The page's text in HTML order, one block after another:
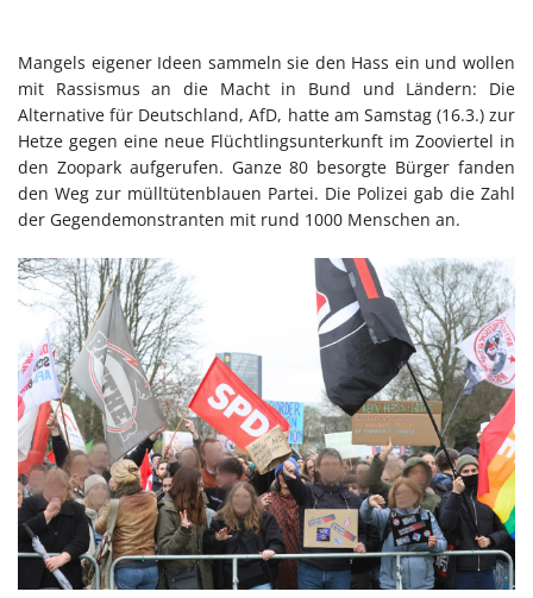
Mangels eigener Ideen sammeln sie den Hass ein und wollen
mit Rassismus an die Macht in Bund und Ländern: Die
Alternative für Deutschland, AfD, hatte am Samstag (16.3.) zur
Hetze gegen eine neue Flüchtlingsunterkunft im Zooviertel in
den Zoopark aufgerufen. Ganze 80 besorgte Bürger fanden
den Weg zur mülltütenblauen Partei. Die Polizei gab die Zahl
der Gegendemonstranten mit rund 1000 Menschen an.